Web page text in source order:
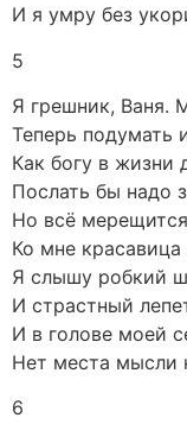
И я умру без
5
Я грешник, Ваня.
Теперь подумать
Как богу в жизни
Послать бы надо
Но всё
Ко мне
Я слышу робкий
И страстный
И в голове моей
Нет места мысли
6